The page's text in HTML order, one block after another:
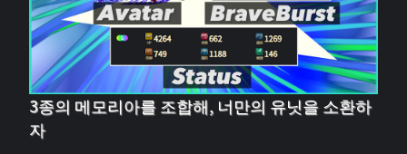
3종의 메모리아를 조합해, 너만의 유닛을 소환하
자